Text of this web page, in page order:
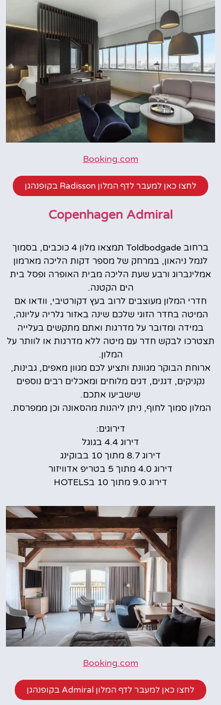
Booking.com
לחצו כאן למעבר לדף המלון Radisson בקופנהגן
Copenhagen Admiral
ברחוב Toldbodgade תמצאו מלון 4 כוכבים, בסמוך
לנמל ניהאון, במרחק של מספר דקות הליכה מארמון
אמלינברוג ורבע שעת הליכה מבית האופרה ופסל בית
הים הקטנה.
חדרי המלון מעוצבים לרוב בעץ דקורטיבי, וודאו אם
המיטה בחדר הזוגי שלכם שינה באזור גלריה עליונה,
במידה ומדובר על מדרגות ואתם מתקשים בעלייה
תצטרכו לבקש חדר עם מיטה ללא מדרגות או לוותר על
המלון.
ארוחת הבוקר מגוונת ותציע לכם מגוון מאפים, גבינות,
נקניקים, דגנים, דגים מלוחים ומאכלים רבים נוספים
שישביעו אתכם.
המלון סמוך לחוף, ניתן ליהנות מהסאונה וכן ממפרסת.
דירוגים:
דירוג 4.4 בגוגל
דירוג 8.7 מתוך 10 בבוקינג
דירוג 4.0 מתוך 5 בטריפ אדוויזור
דירוג 9.0 מתוך 10 בHOTELS
Booking.com
לחצו כאן למעבר לדף המלון Admiral בקופנהגן